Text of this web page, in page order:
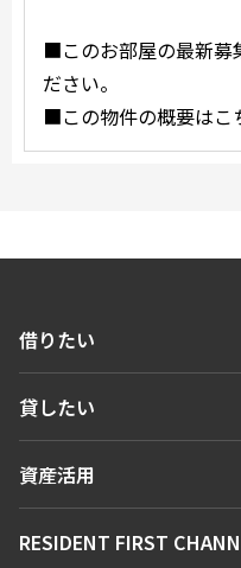
■このお部屋の最新募
ださい。
■この物件の概要はこ
借りたい
人気エリアから探す
貸したい
お問い合わせ
資産活用
お問い合わせ
RESIDENT FIRST